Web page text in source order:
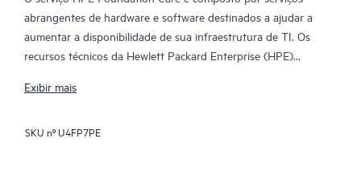
abrangentes de hardware e software destinados a ajudar a
aumentar a disponibilidade de sua infraestrutura de TI. Os
recursos técnicos da Hewlett Packard Enterprise (HPE)
ajudá-lo a resolver problemas de hardware e software com
Exibir mais
SKU nºU4FP7PE